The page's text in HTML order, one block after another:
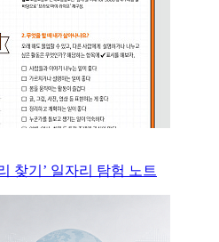
찾기’ 일자리 탐험 노트